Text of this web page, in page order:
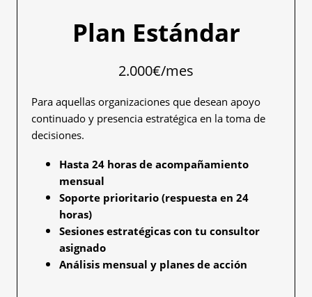
Plan Estándar
2.000€/mes
Para aquellas organizaciones que desean apoyo
continuado y presencia estratégica en la toma de
decisiones.
Hasta 24 horas de acompañamiento
mensual
Soporte prioritario (respuesta en 24
horas)
Sesiones estratégicas con tu consultor
asignado
Análisis mensual y planes de acción